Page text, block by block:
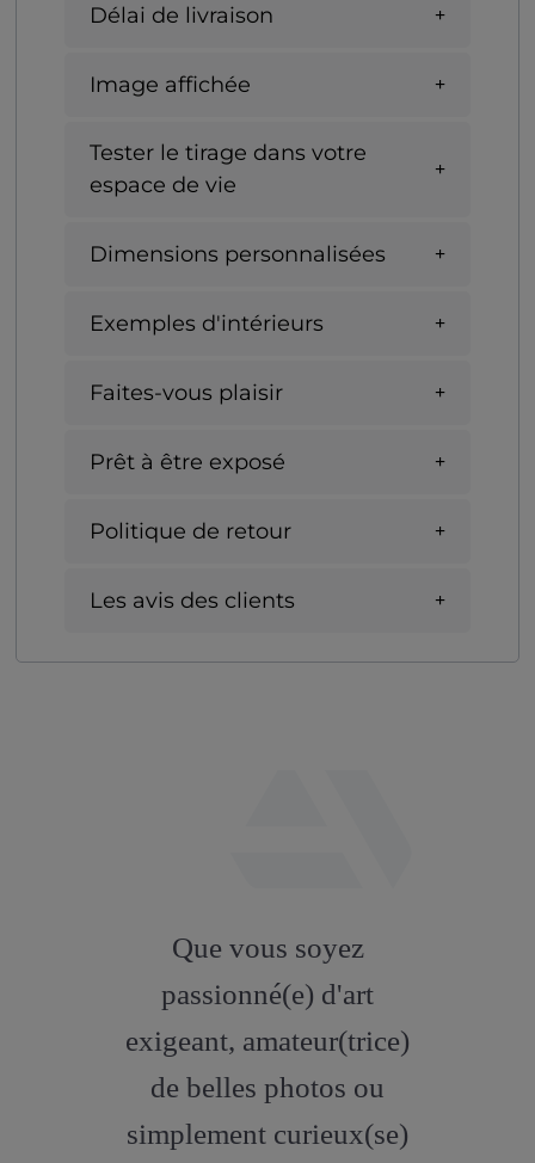
Délai de livraison
Image affichée
Tester le tirage dans votre
espace de vie
Dimensions personnalisées
Exemples d'intérieurs
Faites-vous plaisir
Prêt à être exposé
Politique de retour
Les avis des clients
Que vous soyez
passionné(e) d'art
exigeant, amateur(trice)
de belles photos ou
simplement curieux(se)